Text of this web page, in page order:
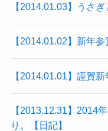
【2014.01.03】うさぎ
【2014.01.02】新年参
【2014.01.01】謹賀新
【2013.12.31】2014
り。【日記】